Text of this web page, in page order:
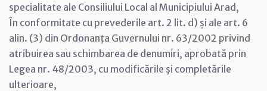
specialitate ale Consiliului Local al Municipiului Arad,
În conformitate cu prevederile art. 2 lit. d) și ale art. 6
alin. (3) din Ordonanţa Guvernului nr. 63/2002 privind
atribuirea sau schimbarea de denumiri, aprobată prin
Legea nr. 48/2003, cu modificările şi completările
ulterioare,